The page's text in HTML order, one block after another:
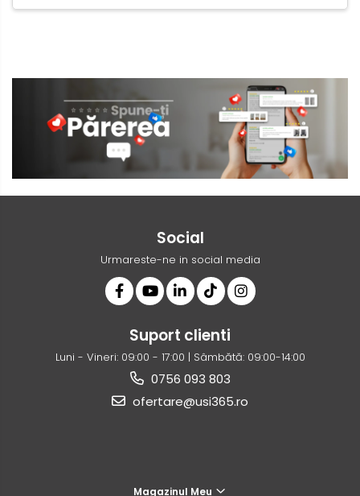
Social
Urmareste-ne in social media
Suport clienti
Luni - Vineri: 09:00 - 17:00 | Sâmbătă: 09:00-14:00
0756 093 803
ofertare@usi365.ro
Magazinul Meu